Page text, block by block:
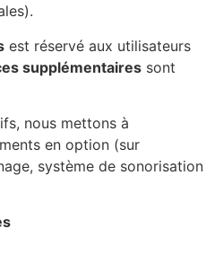
est réservé aux utilisateurs
supplémentaires sont
nous mettons à
en option (sur
système de sonorisation